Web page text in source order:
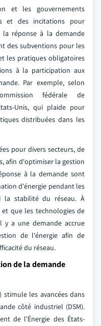
et les gouvernements
et des incitations pour
la réponse à la demande
des subventions pour les
les pratiques obligatoires
à la participation aux
Par exemple, selon
fédérale de
Unis, qui plaide pour
distribuées dans les
pour divers secteurs, de
afin d'optimiser la gestion
à la demande sont
d'énergie pendant les
la stabilité du réseau. À
que les technologies de
y a une demande accrue
de l'énergie afin de
du réseau.
de la demande
les avancées dans
côté industriel (DSM).
de l'Énergie des États-